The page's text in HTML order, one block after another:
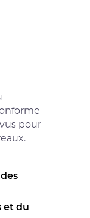
pour
et du